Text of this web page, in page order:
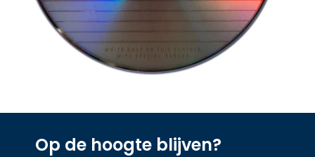
Op de hoogte blijven?